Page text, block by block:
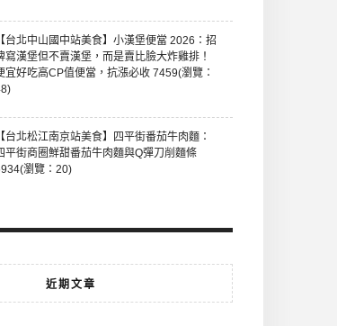
【台北中山國中站美食】小漢堡便當 2026：招
寫漢堡但不賣漢堡，而是賣比臉大炸雞排！
宜好吃高CP值便當，抗漲必收 7459(瀏覽：
【台北松江南京站美食】四平街番茄牛肉麵：
平街商圈鮮甜番茄牛肉麵與Q彈刀削麵條
瀏覽：20)
近期文章